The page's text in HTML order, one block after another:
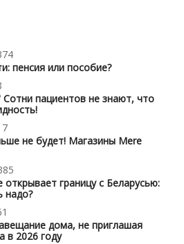
пенсия или пособие?
Сотни пациентов не знают, что
не будет! Магазины Mere
границу с Беларусью:
надо?
дома, не приглашая
в 2026 году